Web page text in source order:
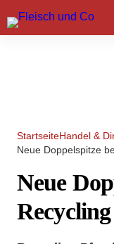
Marktführer
StartseiteHandel &
Neue Doppelspitze
Neue